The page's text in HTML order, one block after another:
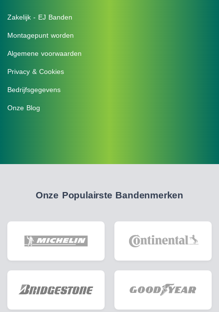
Zakelijk - EJ Banden
Montagepunt worden
Algemene voorwaarden
Privacy & Cookies
Bedrijfsgegevens
Onze Blog
Onze Populairste Bandenmerken